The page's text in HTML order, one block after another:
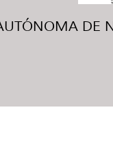
DE